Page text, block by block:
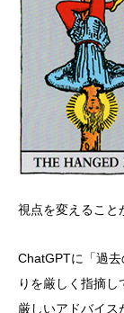
視点を変えること
ChatGPTに「過
りを厳しく指摘
厳しいアドバイス